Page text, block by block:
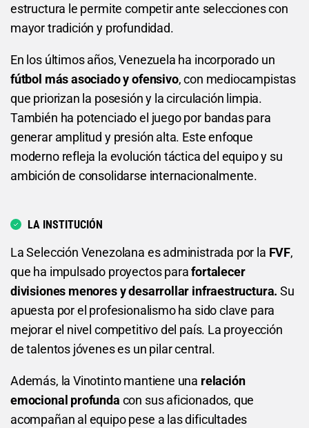
estructura le permite competir ante selecciones con
mayor tradición y profundidad.
En los últimos años, Venezuela ha incorporado un
fútbol más asociado y ofensivo, con mediocampistas
que priorizan la posesión y la circulación limpia.
También ha potenciado el juego por bandas para
generar amplitud y presión alta. Este enfoque
moderno refleja la evolución táctica del equipo y su
ambición de consolidarse internacionalmente.
LA INSTITUCIÓN
La Selección Venezolana es administrada por la FVF,
que ha impulsado proyectos parafortalecer
divisiones menores y desarrollar infraestructura. Su
apuesta por el profesionalismo ha sido clave para
mejorar el nivel competitivo del país. La proyección
de talentos jóvenes es un pilar central.
Además, la Vinotinto mantiene una relación
emocional profunda con sus aficionados, que
acompañan al equipo pese a las dificultades